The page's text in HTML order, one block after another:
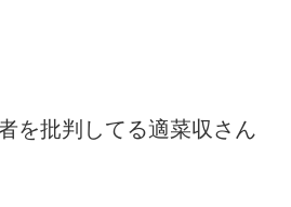
を批判してる適菜収さん